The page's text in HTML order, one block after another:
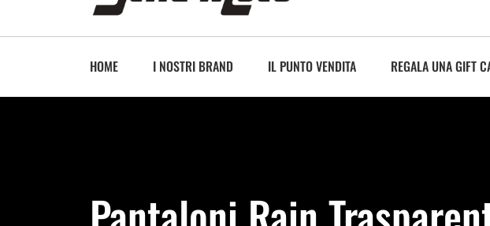
HOME I NOSTRI BRAND IL PUNTO VENDITA REGALA UNA GIFT